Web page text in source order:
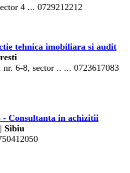
4 ... 0729212212
tehnica imobiliara si audit
nr. 6-8, sector .. ... 0723617083
Consultanta in achizitii
| Sibiu